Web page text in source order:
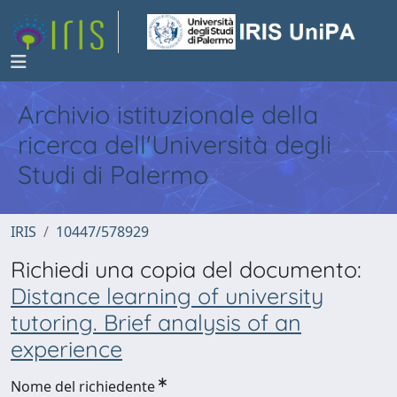
Archivio istituzionale della
ricerca dell'Università degli
Studi di Palermo
IRIS 10447/578929
Richiedi una copia del documento:
Distance learning of university
tutoring. Brief analysis of an
experience
Nome del richiedente